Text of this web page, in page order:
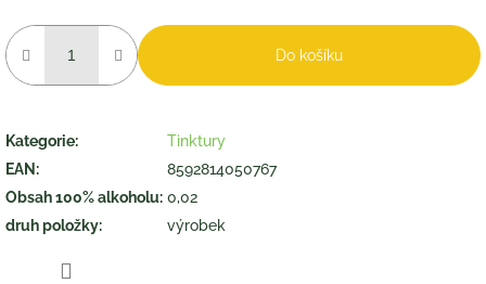
Do košíku
Kategorie:
Tinktury
EAN :
8592814050767
Obsah 100% alkoholu: 0,02
druh položky: výrobek